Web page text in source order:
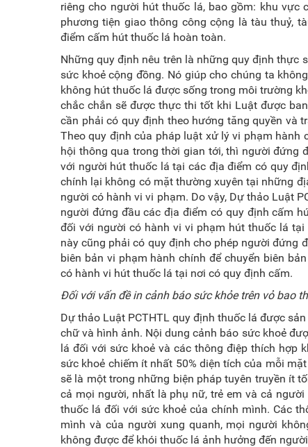
riêng cho người hút thuốc lá, bao gồm: khu vực
phương tiện giao thông công cộng là tàu thuỷ,
điểm cấm hút thuốc lá hoàn toàn.
Những quy định nêu trên là những quy định thực
sức khoẻ cộng đồng. Nó giúp cho chúng ta
không hút thuốc lá được sống trong môi trường
chắc chắn sẽ được thực thi tốt khi Luật được
cần phải có quy định theo hướng tăng quyền và
Theo quy định của pháp luật xử lý vi phạm hành
hội thông qua trong thời gian tới, thì người đứng
với người hút thuốc lá tại các địa điểm có quy
chính lại không có mặt thường xuyên tại những
người có hành vi vi phạm. Do vậy, Dự thảo Luật
người đứng đầu các địa điểm có quy định cấm
đối với người có hành vi vi phạm hút thuốc lá
này cũng phải có quy định cho phép người đứng
biên bản vi phạm hành chính để chuyển biên
có hành vi hút thuốc lá tại nơi có quy định cấm.
Đối với vấn đề in cảnh báo sức khỏe trên vỏ bao
Dự thảo Luật PCTHTL quy định thuốc lá được
chữ và hình ảnh. Nội dung cảnh báo sức khoẻ
lá đối với sức khoẻ và các thông điệp thích hợp
sức khoẻ chiếm ít nhất 50% diện tích của mỗi
sẽ là một trong những biện pháp tuyên truyền ít
cả mọi người, nhất là phụ nữ, trẻ em và cả
thuốc lá đối với sức khoẻ của chính mình. Các
mình và của người xung quanh, mọi người
không được để khói thuốc lá ảnh hưởng đến